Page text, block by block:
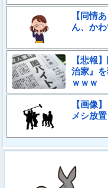
【同情
ん、か
【悲報
治家』
ｗｗｗ
【画像
メシ放